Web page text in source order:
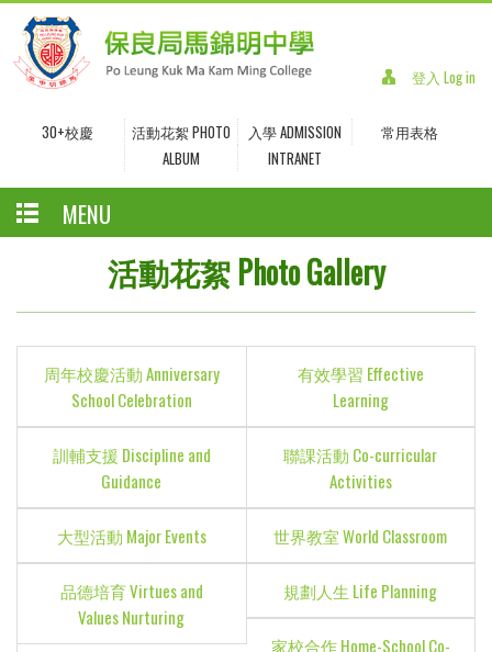
登入 Log in
30+校慶
活動花絮 PHOTO
ALBUM
入學 ADMISSION
常用表格
INTRANET
MENU
活動花絮 Photo Gallery
周年校慶活動 Anniversary
School Celebration
有效學習 Effective
Learning
訓輔支援 Discipline and
Guidance
聯課活動 Co-curricular
Activities
大型活動 Major Events 世界教室 World Classroom
品德培育 Virtues and
Values Nurturing
規劃人生 Life Planning
家校合作 Home-School Co-